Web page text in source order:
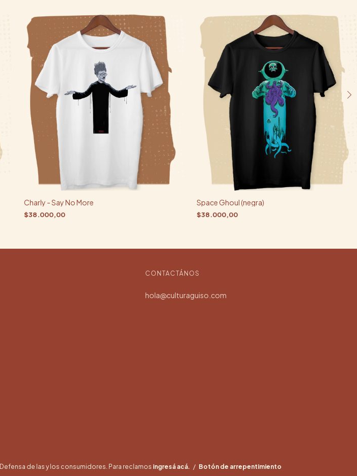
Charly - Say No More
$38.000,00
Space Ghoul (negra)
$38.000,00
CONTACTÁNOS
hola@culturaguiso.com
Defensa de las y los consumidores. Para reclamos ingresá acá. / Botón de arrepentimiento